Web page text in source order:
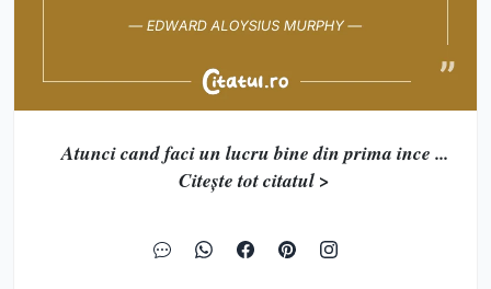
Atunci cand faci un lucru bine din prima ince ...
Citește tot citatul >